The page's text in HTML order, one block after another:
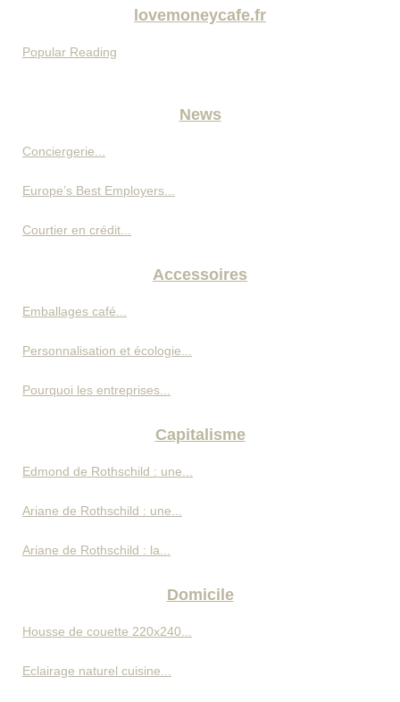
lovemoneycafe.fr
Popular Reading
News
Conciergerie...
Europe’s Best Employers...
Courtier en crédit...
Accessoires
Emballages café...
Personnalisation et écologie...
Pourquoi les entreprises...
Capitalisme
Edmond de Rothschild : une...
Ariane de Rothschild : une...
Ariane de Rothschild : la...
Domicile
Housse de couette 220x240...
Eclairage naturel cuisine...